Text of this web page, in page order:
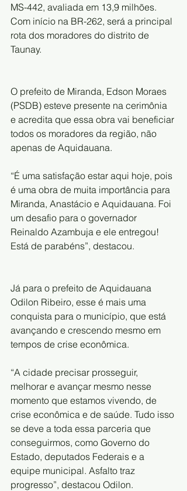
MS-442, avaliada em 13,9 milhões.
Com início na BR-262, será a principal
rota dos moradores do distrito de
Taunay.
O prefeito de Miranda, Edson Moraes
(PSDB) esteve presente na cerimônia
e acredita que essa obra vai beneficiar
todos os moradores da região, não
apenas de Aquidauana.
“É uma satisfação estar aqui hoje, pois
é uma obra de muita importância para
Miranda, Anastácio e Aquidauana. Foi
um desafio para o governador
Reinaldo Azambuja e ele entregou!
Está de parabéns”, destacou.
Já para o prefeito de Aquidauana
Odilon Ribeiro, esse é mais uma
conquista para o município, que está
avançando e crescendo mesmo em
tempos de crise econômica.
“A cidade precisar prosseguir,
melhorar e avançar mesmo nesse
momento que estamos vivendo, de
crise econômica e de saúde. Tudo isso
se deve a toda essa parceria que
conseguirmos, como Governo do
Estado, deputados Federais e a
equipe municipal. Asfalto traz
progresso”, destacou Odilon.